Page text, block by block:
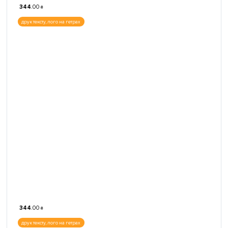
344.00 ₴
друк тексту, лого на гетрах
344.00 ₴
друк тексту, лого на гетрах